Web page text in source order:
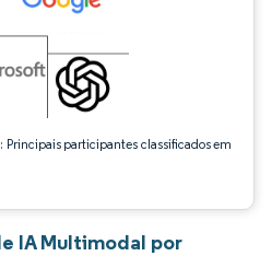
participantes classificados em
IA Multimodal por